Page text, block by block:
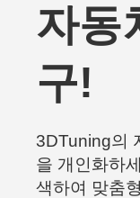
자동
구!
3DTuning의
을 개인화하
색하여 맞춤